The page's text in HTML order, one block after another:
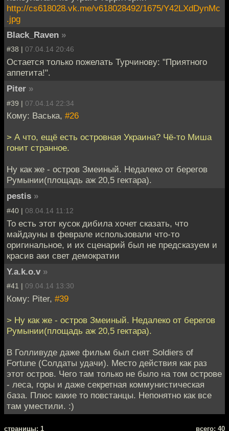
http://cs618028.vk.me/v618028492/1675/Y42LXdDynMc
.jpg
Black_Raven »
#38 | 07.04.14 20:46
Остается только пожелать Турчинову: "Приятного
аппетита!".
Piter »
#39 | 07.04.14 22:34
Кому: Васька, #26
> А что, ещё есть островная Украина? Чё-то Миша
гонит странное.
Ну как же - остров Змеиный. Недалеко от берегов
Румынии(площадь аж 20,5 гектара).
pestis »
#40 | 08.04.14 11:12
То есть этот кусок дибила хочет сказать, что
майдауны в феврале использовали что-то
оригинальное, и их сценарий был не предсказуем и
красив аки свет демократии
Y.a.k.o.v »
#41 | 09.04.14 13:30
Кому: Piter, #39
> Ну как же - остров Змеиный. Недалеко от берегов
Румынии(площадь аж 20,5 гектара).
В Голливуде даже фильм был снят Soldiers of
Fortune (Солдаты удачи). Место действия как раз
этот остров. Чего там только не было на том острове
- леса, горы и даже секретная коммунистическая
база. Плюс какие то повстанцы. Непонятно как все
там уместили. :)
cтраницы: 1 всего: 40